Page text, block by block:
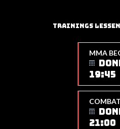
TRAININGS
MMA
19:45
21:00